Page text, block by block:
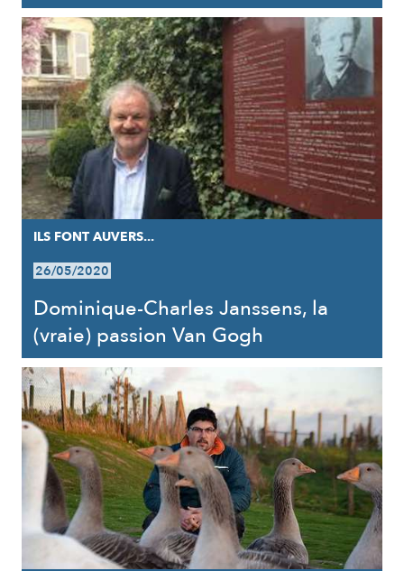
ILS FONT AUVERS...
26/05/2020
Dominique-Charles Janssens, la
(vraie) passion Van Gogh